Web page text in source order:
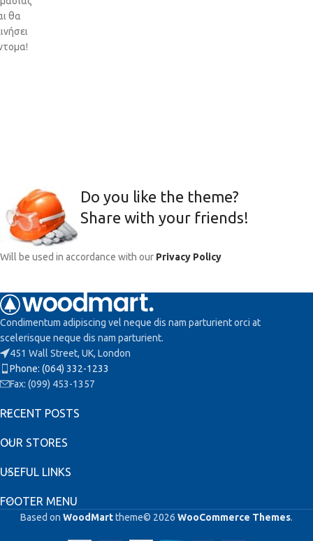
θα
Do you like the theme?
Share with your friends!
Will be used in accordance with our Privacy Policy
Condimentum adipiscing vel neque dis nam parturient orci at
scelerisque neque dis nam parturient.
451 Wall Street, UK, London
Phone: (064) 332-1233
Fax: (099) 453-1357
RECENT POSTS
OUR STORES
USEFUL LINKS
FOOTER MENU
Based on WoodMarttheme© 2026 WooCommerce Themes.